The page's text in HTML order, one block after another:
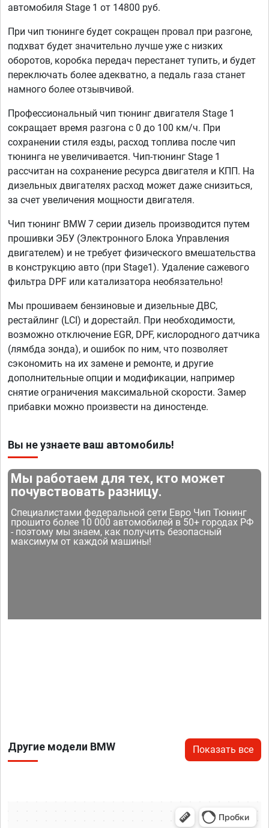
автомобиля Stage 1 от 14800 руб.
При чип тюнинге будет сокращен провал при разгоне,
подхват будет значительно лучше уже с низких
оборотов, коробка передач перестанет тупить, и будет
переключать более адекватно, а педаль газа станет
намного более отзывчивой.
Профессиональный чип тюнинг двигателя Stage 1
сокращает время разгона с 0 до 100 км/ч. При
сохранении стиля езды, расход топлива после чип
тюнинга не увеличивается. Чип-тюнинг Stage 1
рассчитан на сохранение ресурса двигателя и КПП. На
дизельных двигателях расход может даже снизиться,
за счет увеличения мощности двигателя.
Чип тюнинг BMW 7 серии дизель производится путем
прошивки ЭБУ (Электронного Блока Управления
двигателем) и не требует физического вмешательства
в конструкцию авто (при Stage1). Удаление сажевого
фильтра DPF или катализатора необязательно!
Мы прошиваем бензиновые и дизельные ДВС,
рестайлинг (LCI) и дорестайл. При необходимости,
возможно отключение EGR, DPF, кислородного датчика
(лямбда зонда), и ошибок по ним, что позволяет
сэкономить на их замене и ремонте, и другие
дополнительные опции и модификации, например
снятие ограничения максимальной скорости. Замер
прибавки можно произвести на диностенде.
Вы не узнаете ваш автомобиль!
Мы работаем для тех, кто может
почувствовать разницу.
Специалистами федеральной сети Евро Чип Тюнинг
прошито более 10 000 автомобилей в 50+ городах РФ
- поэтому мы знаем, как получить безопасный
максимум от каждой машины!
Другие модели BMW Показать все